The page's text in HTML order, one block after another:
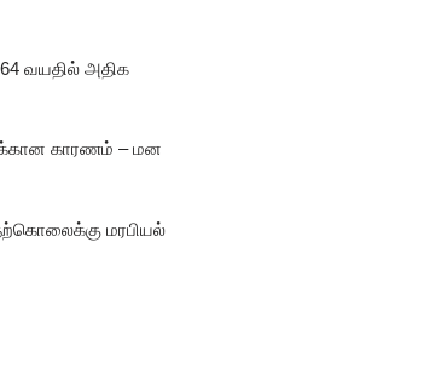
வயதில் அதிக
காரணம் – மன
மரபியல்